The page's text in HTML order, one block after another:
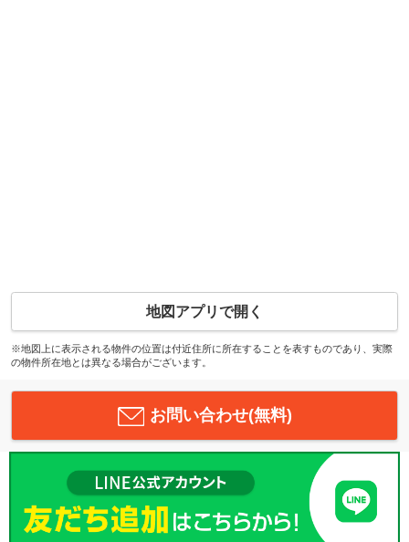
地図アプリで開く
※地図上に表示される物件の位置は付近住所に所在することを表すものであり、実際
の物件所在地とは異なる場合がございます。
お問い合わせ(無料)